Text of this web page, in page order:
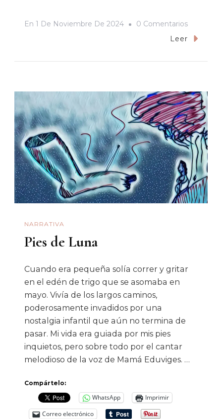
En 1 De Noviembre De 2024 0 ComentariosEn
La
Leer
NARRATIVA
Pies de Luna
Cuando era pequeña solía correr y gritar
en el edén de trigo que se asomaba en
mayo. Vivía de los largos caminos,
poderosamente invadidos por una
nostalgia infantil que aún no termina de
pasar. Mi vida era guiada por mis pies
inquietos, pero sobre todo por el cantar
melodioso de la voz de Mamá Eduviges. …
Compártelo:
WhatsApp
Imprimir
Correo electrónico